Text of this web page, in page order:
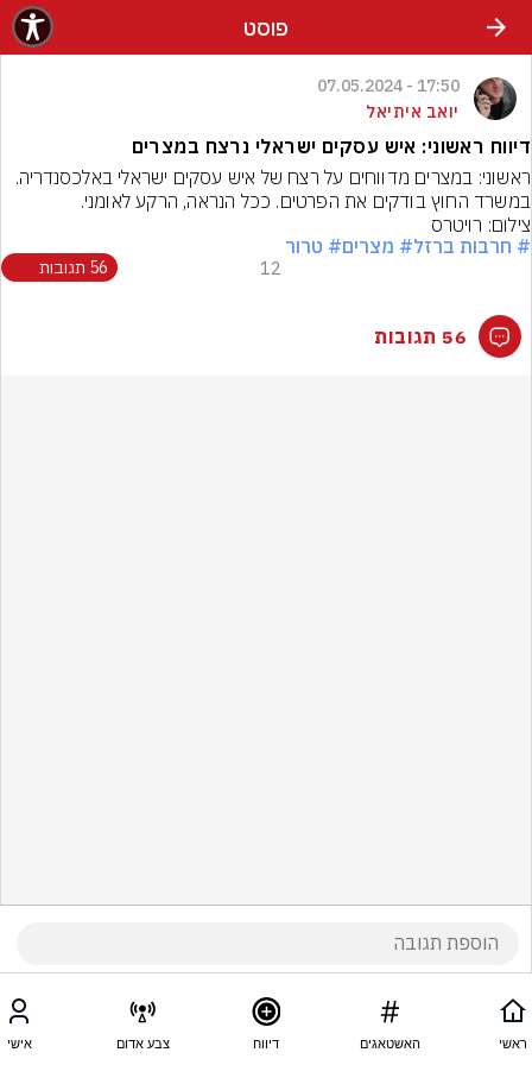
פוסט
17:50 - 07.05.2024
יואב איתיאל
דיווח ראשוני: איש עסקים ישראלי נרצח במצרים
במשרד החוץ בודקים את הפרטים. ככל הנראה, הרקע לאומני.
צילום: רויטרס
# חרבות ברזל# מצרים# טרור
12 56 תגובות
56 תגובות
ראשי האשטאגים דיווח צבע אדום אישי